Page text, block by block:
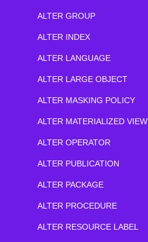
ALTER GROUP
ALTER INDEX
ALTER LANGUAGE
ALTER LARGE OBJECT
ALTER MASKING POLICY
ALTER MATERIALIZED VIEW
ALTER OPERATOR
ALTER PUBLICATION
ALTER PACKAGE
ALTER PROCEDURE
ALTER RESOURCE LABEL